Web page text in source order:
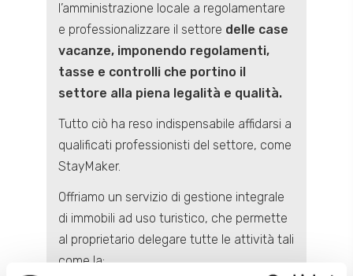
l’amministrazione locale a regolamentare
e professionalizzare il settore delle case
vacanze, imponendo regolamenti,
tasse e controlli che portino il
settore alla piena legalità e qualità.
Tutto ciò ha reso indispensabile affidarsi a
qualificati professionisti del settore, come
StayMaker.
Offriamo un servizio di gestione integrale
di immobili ad uso turistico, che permette
al proprietario delegare tutte le attività tali
come la: